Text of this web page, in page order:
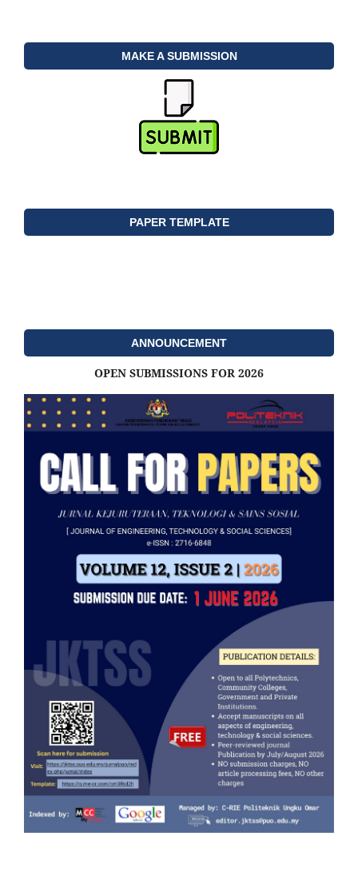
MAKE A SUBMISSION
PAPER TEMPLATE
ANNOUNCEMENT
OPEN SUBMISSIONS FOR 2026